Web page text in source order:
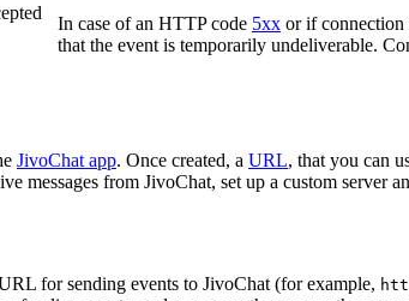
In case of an HTTP code 5xx or if connection
that the event is temporarily undeliverable.
JivoChat app. Once created, a URL, that you can
messages from JivoChat, set up a custom server
for sending events to JivoChat (for example,